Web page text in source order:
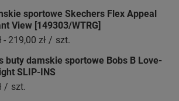
sportowe Skechers Flex Appeal
View [149303/WTRG]
- 219,00 zł / szt.
buty damskie sportowe Bobs B Love-
SLIP-INS
/ szt.